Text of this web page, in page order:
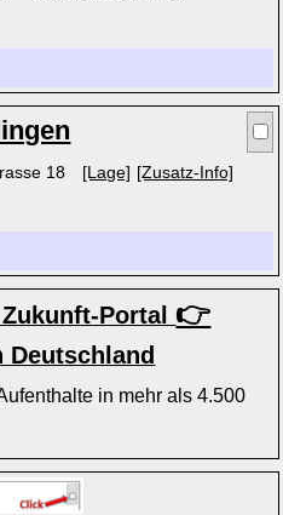
18 [Lage] [Zusatz-Info]
Portal 👉
in mehr als 4.500